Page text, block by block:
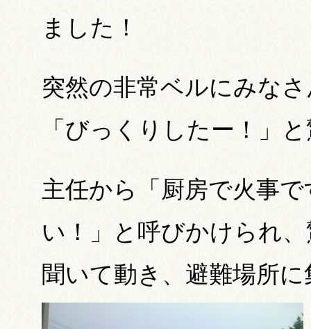
ました！
突然の非常ベルにみな
「びっくりしたー！」
主任から「厨房で火事
い！」と呼びかけられ
聞いて動き、避難場所